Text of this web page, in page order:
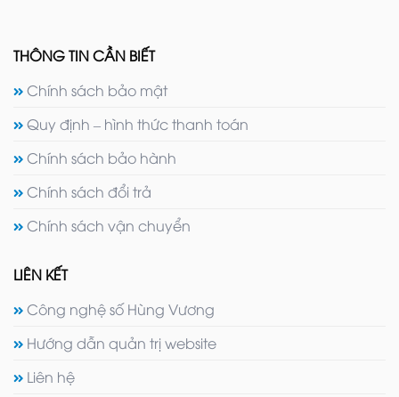
THÔNG TIN CẦN BIẾT
Chính sách bảo mật
Quy định – hình thức thanh toán
Chính sách bảo hành
Chính sách đổi trả
Chính sách vận chuyển
LIÊN KẾT
Công nghệ số Hùng Vương
Hướng dẫn quản trị website
Liên hệ